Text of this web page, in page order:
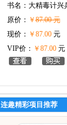
书名： 大精毒计兴
原价： ￥87.00 元
现价： ￥87.00元
VIP价： ￥87.00元
连趣精彩项目推荐